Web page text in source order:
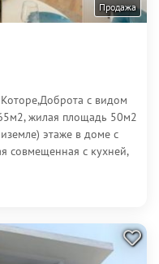
Продажа
с видом
жилая площадь 50м2
этаже в доме с
совмещенная с кухней,